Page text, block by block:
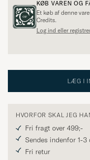
KØB VAREN OG
Et køb af denne
Credits.
Log ind eller
LÆG I
HVORFOR SKAL JEG
Fri fragt over 499;-
Sendes indenfor 1-3
Fri retur